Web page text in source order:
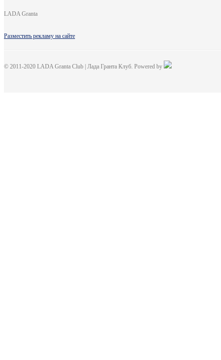
LADA Granta
Разместить рекламу на сайте
© 2011-2020 LADA Granta Club | Лада Гранта Клуб. Powered by